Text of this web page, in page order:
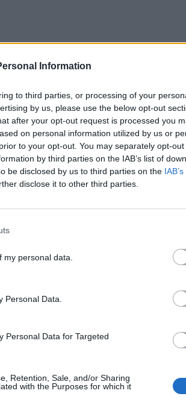
Information
to third parties, or processing of your
by us, please use the below opt-out
after your opt-out request is processed you
on personal information utilized by us or
to your opt-out. You may separately opt-
by third parties on the IAB’s list of
be disclosed by us to third parties on the
disclose it to other third parties.
personal data.
Personal Data.
Personal Data for Targeted
Retention, Sale, and/or Sharing
with the Purposes for which it